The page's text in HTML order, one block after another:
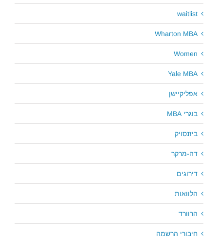
waitlist
Wharton MBA
Women
Yale MBA
אפליקיישן
בוגרי MBA
ביזנסויק
דה-מרקר
דירוגים
הלוואות
הרוורד
חיבורי הרשמה